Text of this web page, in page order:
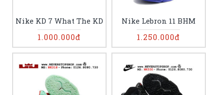
Nike KD 7 What The KD
1.000.000đ
Nike Lebron 11 BHM
1.250.000đ